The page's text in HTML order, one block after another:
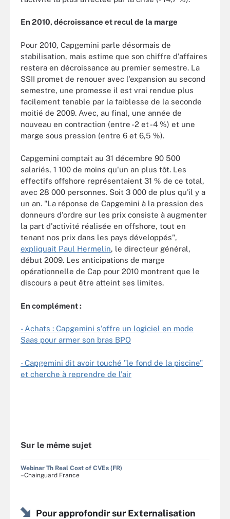
En 2010, décroissance et recul de la marge
Pour 2010, Capgemini parle désormais de
stabilisation, mais estime que son chiffre d'affaires
restera en décroissance au premier semestre. La
SSII promet de renouer avec l'expansion au second
semestre, une promesse il est vrai rendue plus
facilement tenable par la faiblesse de la seconde
moitié de 2009. Avec, au final, une année de
nouveau en contraction (entre -2 et -4 %) et une
marge sous pression (entre 6 et 6,5 %).
Capgemini comptait au 31 décembre 90 500
salariés, 1 100 de moins qu'un an plus tôt. Les
effectifs offshore représentaient 31 % de ce total,
avec 28 000 personnes. Soit 3 000 de plus qu'il y a
un an. "La réponse de Capgemini à la pression des
donneurs d'ordre sur les prix consiste à augmenter
la part d'activité réalisée en offshore, tout en
tenant nos prix dans les pays développés",
expliquait Paul Hermelin, le directeur général,
début 2009. Les anticipations de marge
opérationnelle de Cap pour 2010 montrent que le
discours a peut être atteint ses limites.
En complément :
- Achats : Capgemini s'offre un logiciel en mode
Saas pour armer son bras BPO
- Capgemini dit avoir touché "le fond de la piscine"
et cherche à reprendre de l'air
Sur le même sujet
Webinar Th Real Cost of CVEs (FR)
–Chainguard France
Pour approfondir sur Externalisation